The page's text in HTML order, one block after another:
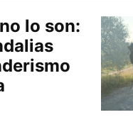
lo son: